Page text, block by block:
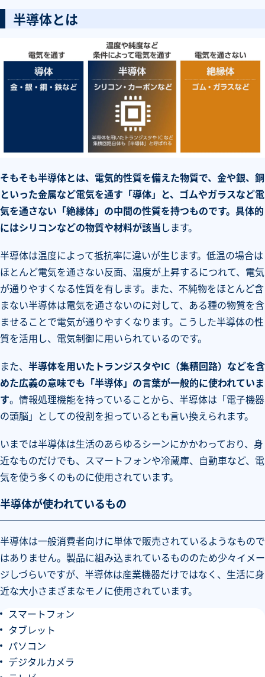
半導体とは
そもそも半導体とは、電気的性質を備えた物質で、金や銀、銅
といった金属など電気を通す「導体」と、ゴムやガラスなど電
気を通さない「絶縁体」の中間の性質を持つものです。具体的
にはシリコンなどの物質や材料が該当します。
半導体は温度によって抵抗率に違いが生じます。低温の場合は
ほとんど電気を通さない反面、温度が上昇するにつれて、電気
が通りやすくなる性質を有します。また、不純物をほとんど含
まない半導体は電気を通さないのに対して、ある種の物質を含
ませることで電気が通りやすくなります。こうした半導体の性
質を活用し、電気制御に用いられているのです。
また、 半導体を用いたトランジスタやIC（集積回路）などを含
めた広義の意味でも「半導体」の言葉が一般的に使われていま
す。情報処理機能を持っていることから、半導体は「電子機器
の頭脳」としての役割を担っているとも言い換えられます。
いまでは半導体は生活のあらゆるシーンにかかわっており、身
近なものだけでも、スマートフォンや冷蔵庫、自動車など、電
気を使う多くのものに使用されています。
半導体が使われているもの
半導体は一般消費者向けに単体で販売されているようなもので
はありません。製品に組み込まれているもののため少々イメー
ジしづらいですが、半導体は産業機器だけではなく、生活に身
近な大小さまざまなモノに使用されています。
スマートフォン
タブレット
パソコン
デジタルカメラ